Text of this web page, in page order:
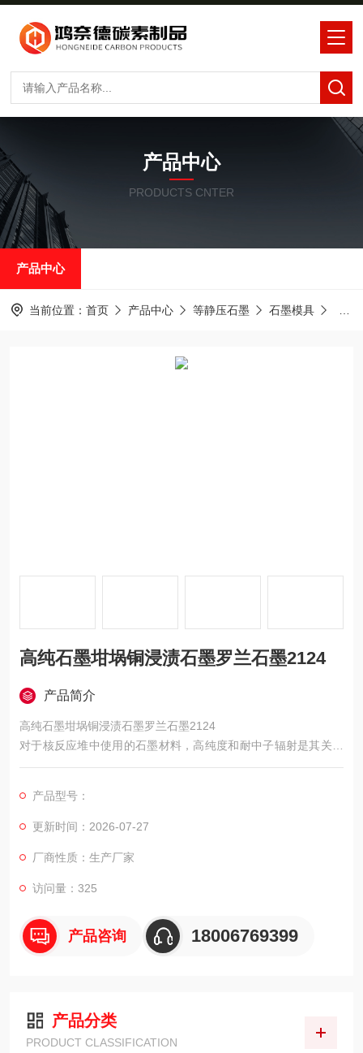
产品中心
PRODUCTS CNTER
产品中心
当前位置： 首页 产品中心 等静压石墨 石墨模具
高纯石墨坩埚铜浸渍石墨罗兰石墨2124
产品简介
高纯石墨坩埚铜浸渍石墨罗兰石墨2124
对于核反应堆中使用的石墨材料，高纯度和耐中子辐射是其关键
要求。为了确保纯度，公司的核级石墨在选用原料、工艺控制、
格控制硼、镉等易于吸收中子的元素含量，防止热中子吸附在慢
化块上，也推荐采用经过辐照试验的等静压高纯石墨，它具有各
性。
产品型号：
更新时间：2026-07-27
厂商性质：生产厂家
访问量：325
产品咨询 18006769399
产品分类
PRODUCT CLASSIFICATION